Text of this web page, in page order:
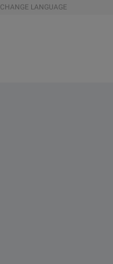
CHANGE LANGUAGE